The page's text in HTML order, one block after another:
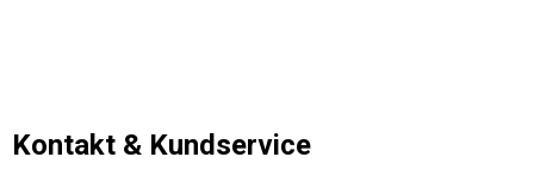
Kontakt & Kundservice